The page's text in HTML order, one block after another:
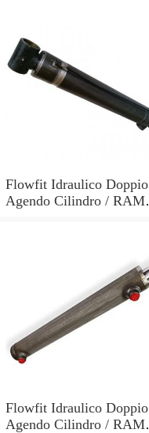
Flowfit Idraulico Doppio
Agendo Cilindro / RAM
Flowfit Idraulico Doppio
Agendo Cilindro / RAM